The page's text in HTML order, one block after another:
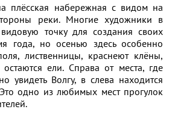
плёсская набережная с видом на
реки. Многие художники в
точку для создания своих
года, но осенью здесь особенно
лиственницы, краснеют клёны,
ели. Справа от места, где
увидеть Волгу, в слева находится
одно из любимых мест прогулок